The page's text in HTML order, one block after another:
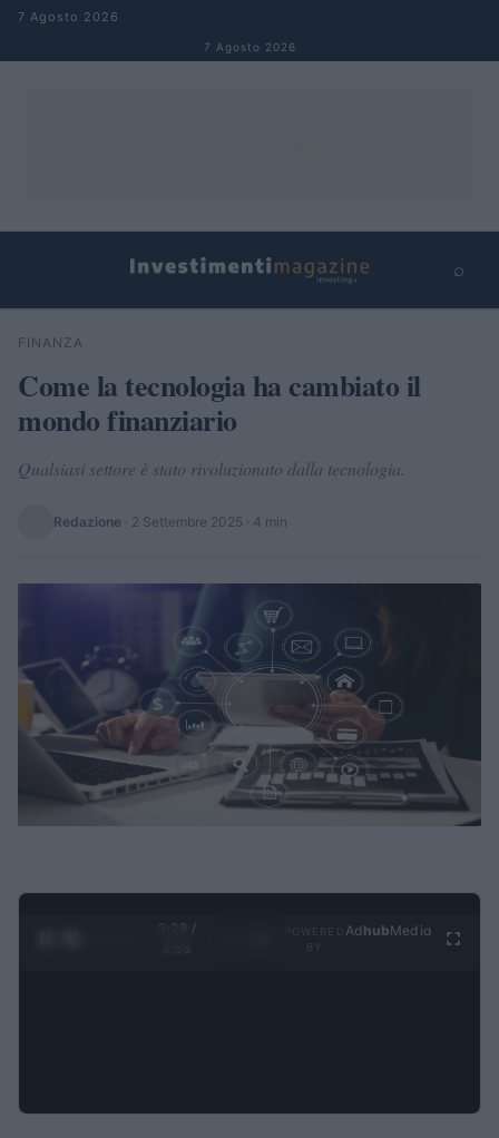
Salta al contenuto
7 Agosto 2026
7 Agosto 2026
⌕
Cerca
FINANZA
Come la tecnologia ha cambiato il
mondo finanziario
Qualsiasi settore è stato rivoluzionato dalla tecnologia.
Redazione · 2 Settembre 2025 · 4 min
0:29 /
Ad hubMedia